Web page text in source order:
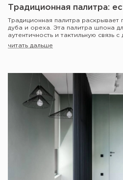
Традиционная палитра:
Традиционная палитра раскрывает
дуба и ореха. Эта палитра шпона
аутентичность и тактильную связь с
читать дальше